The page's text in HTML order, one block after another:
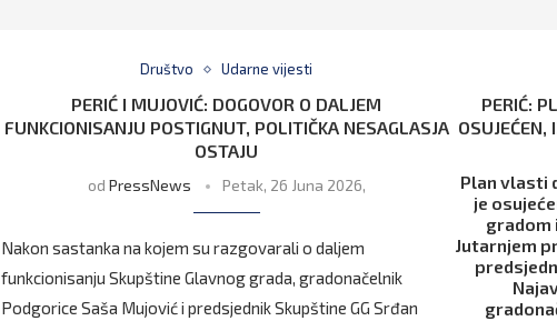
Društvo Udarne vijesti
PERIĆ I MUJOVIĆ: DOGOVOR O DALJEM
FUNKCIONISANJU POSTIGNUT, POLITIČKA NESAGLASJA
OSTAJU
od PressNews Petak, 26 Juna 2026,
Nakon sastanka na kojem su razgovarali o daljem
funkcionisanju Skupštine Glavnog grada, gradonačelnik
Podgorice Saša Mujović i predsjednik Skupštine GG Srđan
PERIĆ:
OSUJEĆEN,
Plan vlasti
je
gradom
Jutarnjem